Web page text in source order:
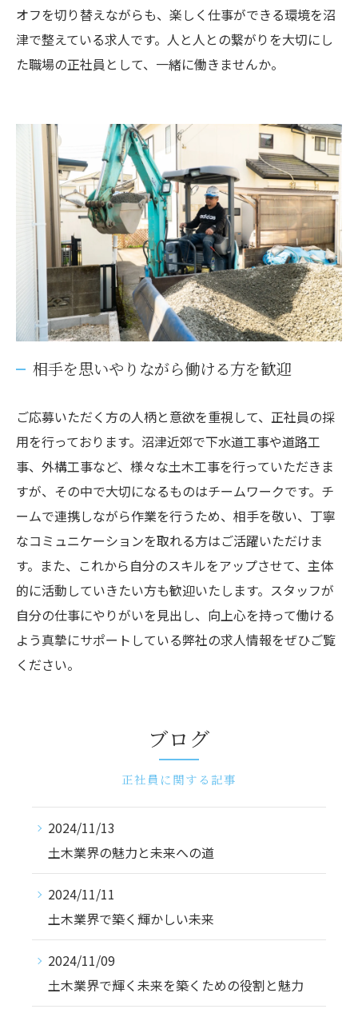
オフを切り替えながらも、楽しく仕事ができる環境を沼
津で整えている求人です。人と人との繋がりを大切にし
た職場の正社員として、一緒に働きませんか。
相手を思いやりながら働ける方を歓迎
ご応募いただく方の人柄と意欲を重視して、正社員の採
用を行っております。沼津近郊で下水道工事や道路工
事、外構工事など、様々な土木工事を行っていただきま
すが、その中で大切になるものはチームワークです。チ
ームで連携しながら作業を行うため、相手を敬い、丁寧
なコミュニケーションを取れる方はご活躍いただけま
す。また、これから自分のスキルをアップさせて、主体
的に活動していきたい方も歓迎いたします。スタッフが
自分の仕事にやりがいを見出し、向上心を持って働ける
よう真摯にサポートしている弊社の求人情報をぜひご覧
ください。
ブログ
正社員に関する記事
2024/11/13
土木業界の魅力と未来への道
2024/11/11
土木業界で築く輝かしい未来
2024/11/09
土木業界で輝く未来を築くための役割と魅力